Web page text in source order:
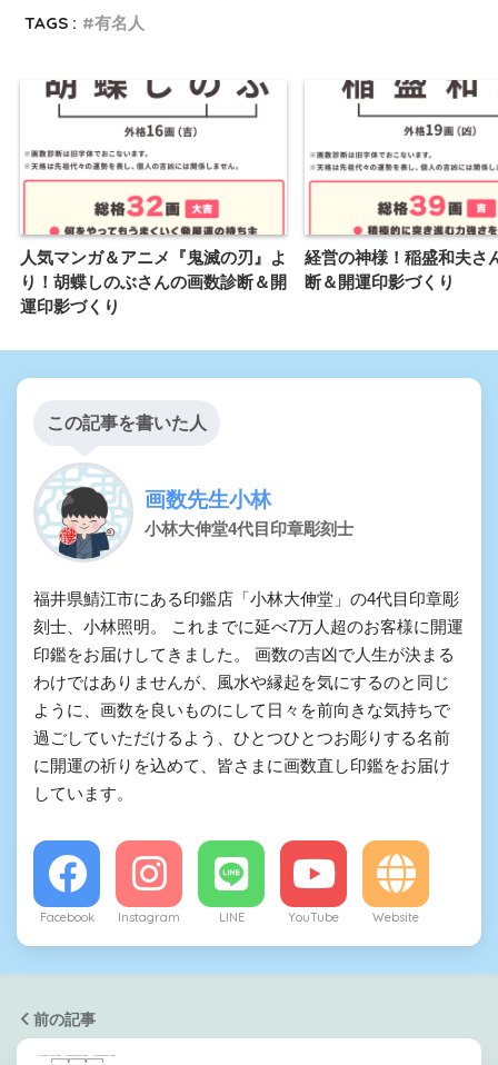
TAGS :
有名人
人気マンガ＆アニメ『鬼滅の刃』よ
り！胡蝶しのぶさんの画数診断＆開
運印影づくり
経営の神様！稲盛和夫さ
断＆開運印影づくり
この記事を書いた人
画数先生小林
小林大伸堂4代目印章彫刻士
福井県鯖江市にある印鑑店「小林大伸堂」の4代目印章彫
刻士、小林照明。 これまでに延べ7万人超のお客様に開運
印鑑をお届けしてきました。 画数の吉凶で人生が決まる
わけではありませんが、風水や縁起を気にするのと同じ
ように、画数を良いものにして日々を前向きな気持ちで
過ごしていただけるよう、ひとつひとつお彫りする名前
に開運の祈りを込めて、皆さまに画数直し印鑑をお届け
しています。
Facebook Instagram LINE YouTube Website
前の記事